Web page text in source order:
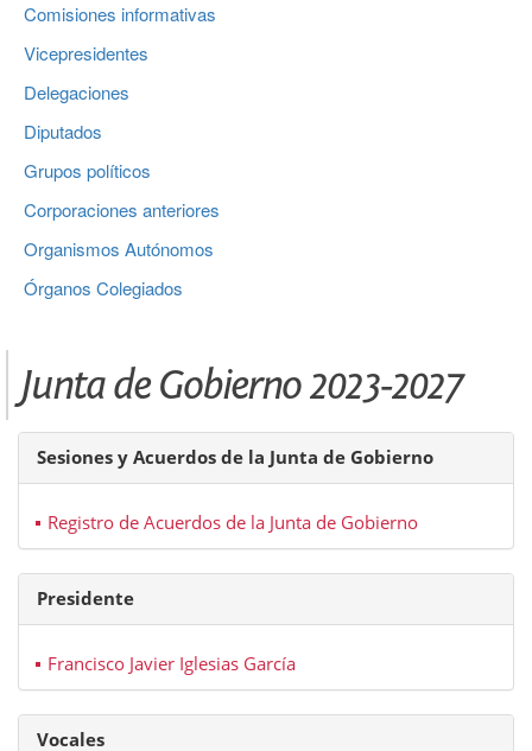
Comisiones informativas
Vicepresidentes
Delegaciones
Diputados
Grupos políticos
Corporaciones anteriores
Organismos Autónomos
Órganos Colegiados
Junta de Gobierno 2023-2027
Sesiones y Acuerdos de la Junta de Gobierno
Registro de Acuerdos de la Junta de Gobierno
Presidente
Francisco Javier Iglesias García
Vocales